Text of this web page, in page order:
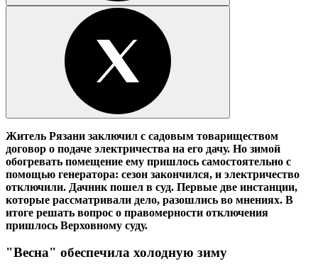
Житель Рязани заключил с садовым товариществом
договор о подаче электричества на его дачу. Но зимой
обогревать помещение ему пришлось самостоятельно с
помощью генератора: сезон закончился, и электричество
отключили. Дачник пошел в суд. Первые две инстанции,
которые рассматривали дело, разошлись во мнениях. В
итоге решать вопрос о правомерности отключения
пришлось Верховному суду.
"Весна" обеспечила холодную зиму